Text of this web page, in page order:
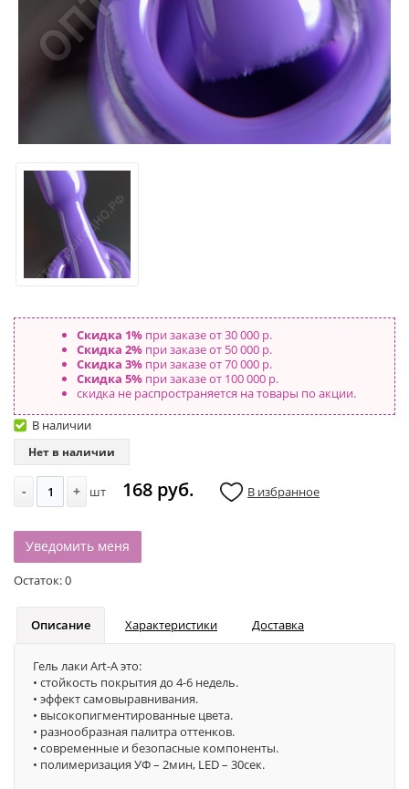
Скидка 1%при заказе от 30 000 р.
Скидка 2%при заказе от 50 000 р.
Скидка 3%при заказе от 70 000 р.
Скидка 5%при заказе от 100 000 р.
скидка не распространяется на товары по акции.
В наличии
Нет в наличии
- + шт 168 руб. В избранное
Уведомить меня
Остаток:0
Описание Характеристики Доставка
Гель лаки Art-A это:
• стойкость покрытия до 4-6 недель.
• эффект самовыравнивания.
• высокопигментированные цвета.
• разнообразная палитра оттенков.
• современные и безопасные компоненты.
• полимеризация УФ – 2мин, LED – 30сек.